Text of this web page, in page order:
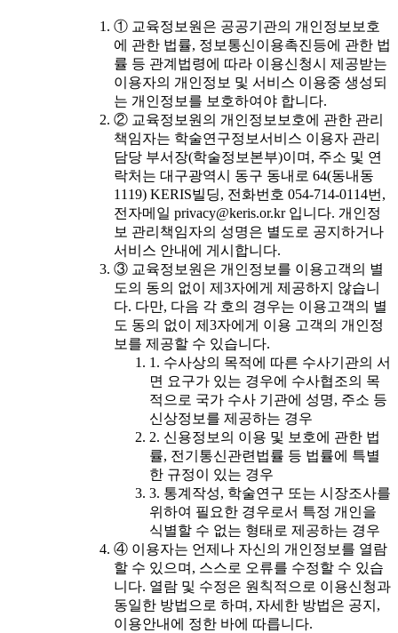
① 교육정보원은 공공기관의 개인정보보호
에 관한 법률, 정보통신이용촉진등에 관한 법
률 등 관계법령에 따라 이용신청시 제공받는
이용자의 개인정보 및 서비스 이용중 생성되
는 개인정보를 보호하여야 합니다.
② 교육정보원의 개인정보보호에 관한 관리
책임자는 학술연구정보서비스 이용자 관리
담당 부서장(학술정보본부)이며, 주소 및 연
락처는 대구광역시 동구 동내로 64(동내동
1119) KERIS빌딩, 전화번호 054-714-0114번,
전자메일 privacy@keris.or.kr 입니다. 개인정
보 관리책임자의 성명은 별도로 공지하거나
서비스 안내에 게시합니다.
③ 교육정보원은 개인정보를 이용고객의 별
도의 동의 없이 제3자에게 제공하지 않습니
다. 다만, 다음 각 호의 경우는 이용고객의 별
도 동의 없이 제3자에게 이용 고객의 개인정
보를 제공할 수 있습니다.
1. 수사상의 목적에 따른 수사기관의 서
면 요구가 있는 경우에 수사협조의 목
적으로 국가 수사 기관에 성명, 주소 등
신상정보를 제공하는 경우
2. 신용정보의 이용 및 보호에 관한 법
률, 전기통신관련법률 등 법률에 특별
한 규정이 있는 경우
3. 통계작성, 학술연구 또는 시장조사를
위하여 필요한 경우로서 특정 개인을
식별할 수 없는 형태로 제공하는 경우
④ 이용자는 언제나 자신의 개인정보를 열람
할 수 있으며, 스스로 오류를 수정할 수 있습
니다. 열람 및 수정은 원칙적으로 이용신청과
동일한 방법으로 하며, 자세한 방법은 공지,
이용안내에 정한 바에 따릅니다.